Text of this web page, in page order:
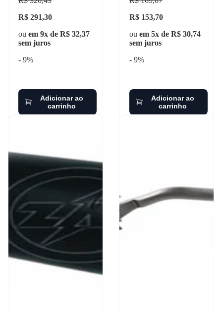
R$ 291,30
ou em 9x de R$ 32,37
sem juros
- 9%
Adicionar ao
carrinho
R$ 153,70
ou em 5x de R$ 30,74
sem juros
- 9%
Adicionar ao
carrinho